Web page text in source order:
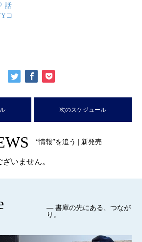
話
コ
次のスケジュール
“情報”を追う | 新発売
いません。
— 書庫の先にある、つなが
り。